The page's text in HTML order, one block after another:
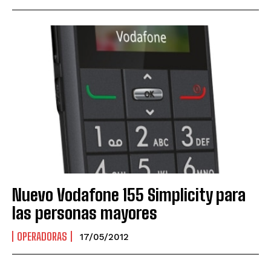
Nuevo Vodafone 155 Simplicity para
las personas mayores
OPERADORAS 17/05/2012